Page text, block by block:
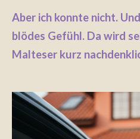
Aber ich konnte nicht.
blödes Gefühl. Da wird
Malteser kurz